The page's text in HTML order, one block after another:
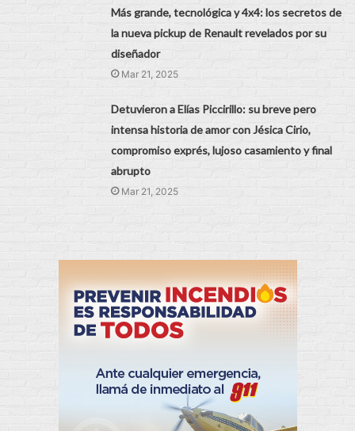
Más grande, tecnológica y 4x4: los secretos de
la nueva pickup de Renault revelados por su
diseñador
Mar 21, 2025
Detuvieron a Elías Piccirillo: su breve pero
intensa historia de amor con Jésica Cirio,
compromiso exprés, lujoso casamiento y final
abrupto
Mar 21, 2025